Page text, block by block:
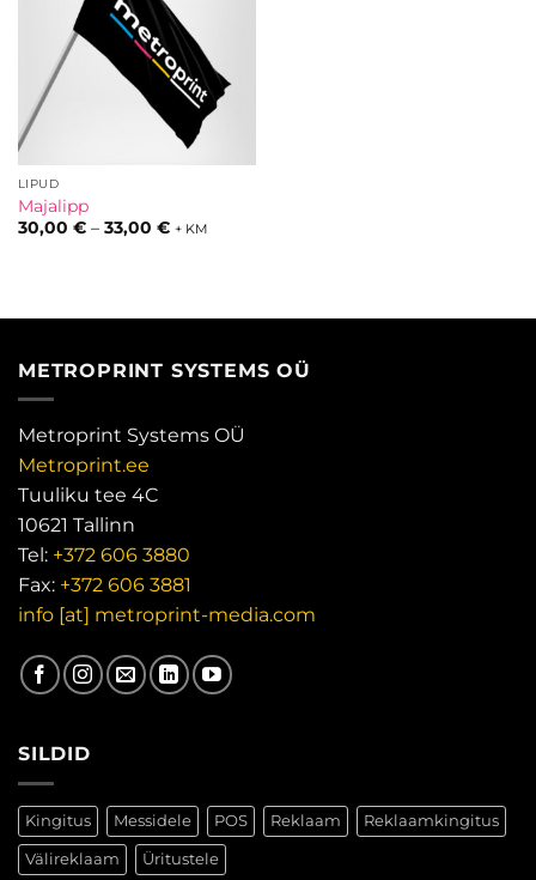
LIPUD
Majalipp
30,00 € – 33,00 €Hinnavahemik:
+ KM
METROPRINT SYSTEMS OÜ
Metroprint Systems OÜ
Metroprint.ee
Tuuliku tee 4C
10621 Tallinn
Tel: +372 606 3880
Fax: +372 606 3881
info [at] metroprint-media.com
SILDID
Kingitus Messidele POS Reklaam Reklaamkingitus
Välireklaam Üritustele